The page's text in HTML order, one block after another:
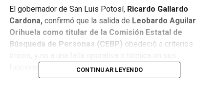
El gobernador de San Luis Potosí, Ricardo Gallardo
Cardona,confirmó que la salida de Leobardo Aguilar
Orihuela como titular de la Comisión Estatal de
Búsqueda de Personas (CEBP) obedeció a criterios
CONTINUAR LEYENDO